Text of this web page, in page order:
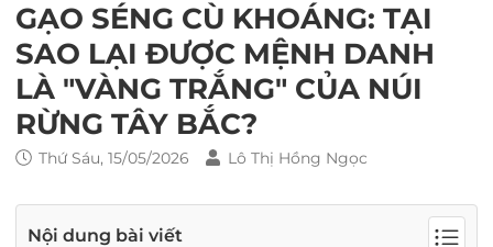
GẠO SÉNG CÙ KHOÁNG: TẠI
SAO LẠI ĐƯỢC MỆNH DANH
LÀ "VÀNG TRẮNG" CỦA NÚI
RỪNG TÂY BẮC?
Thứ Sáu, 15/05/2026 Lô Thị Hồng Ngọc
Nội dung bài viết